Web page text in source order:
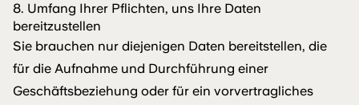
8. Umfang Ihrer Pflichten, uns Ihre Daten
bereitzustellen
Sie brauchen nur diejenigen Daten bereitstellen, die
für die Aufnahme und Durchführung einer
Geschäftsbeziehung oder für ein vorvertragliches